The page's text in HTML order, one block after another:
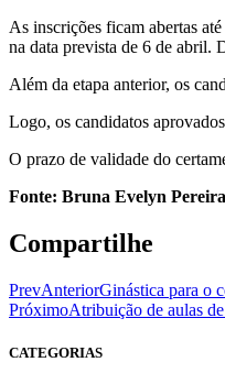
As inscrições ficam abertas
na data prevista de 6 de abril.
Além da etapa anterior, os
Logo, os candidatos
O prazo de validade do
Fonte: Bruna Evelyn
Compartilhe
PrevAnteriorGinástica para o
PróximoAtribuição de aulas
CATEGORIAS